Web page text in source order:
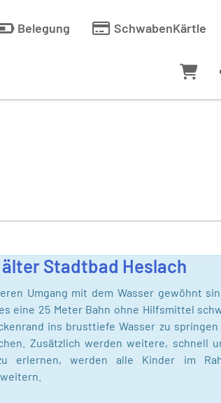
Belegung SchwabenKärtle
Stadtbad Heslach
Umgang mit dem Wasser gewöhnt
eine 25 Meter Bahn ohne Hilfsmittel
ins brusttiefe Wasser zu springen
Zusätzlich werden weitere, schnell
erlernen, werden alle Kinder im